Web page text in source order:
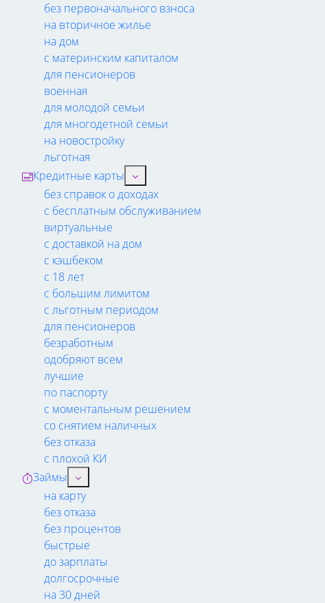
без первоначального взноса
на вторичное жилье
на дом
с материнским капиталом
для пенсионеров
военная
для молодой семьи
для многодетной семьи
на новостройку
льготная
Кредитные карты
без справок о доходах
с бесплатным обслуживанием
виртуальные
с доставкой на дом
с кэшбеком
с 18 лет
с большим лимитом
с льготным периодом
для пенсионеров
безработным
одобряют всем
лучшие
по паспорту
с моментальным решением
со снятием наличных
без отказа
с плохой КИ
Займы
на карту
без отказа
без процентов
быстрые
до зарплаты
долгосрочные
на 30 дней